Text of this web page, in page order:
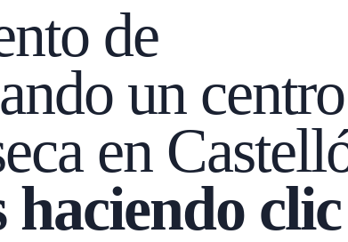
de
un centro
en
haciendo clic